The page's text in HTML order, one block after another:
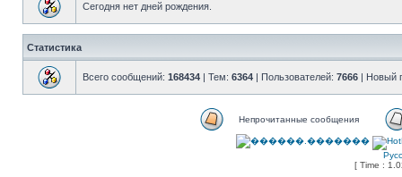
Сегодня нет дней рождения.
Статистика
Всего сообщений: 168434 | Тем: 6364 | Пользователей: 7666 | Новый
Непрочитанные сообщения
[ Time :